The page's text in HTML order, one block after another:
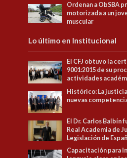
Ordenan a ObSBA
motorizada a un
muscular
Lo último en Institucional
El CFJ obtuvo la
9001:2015 de su
actividades
Histórico: La
nuevas
El Dr. Carlos Balbín
Real Academia de
Legislación de
Capacitación para